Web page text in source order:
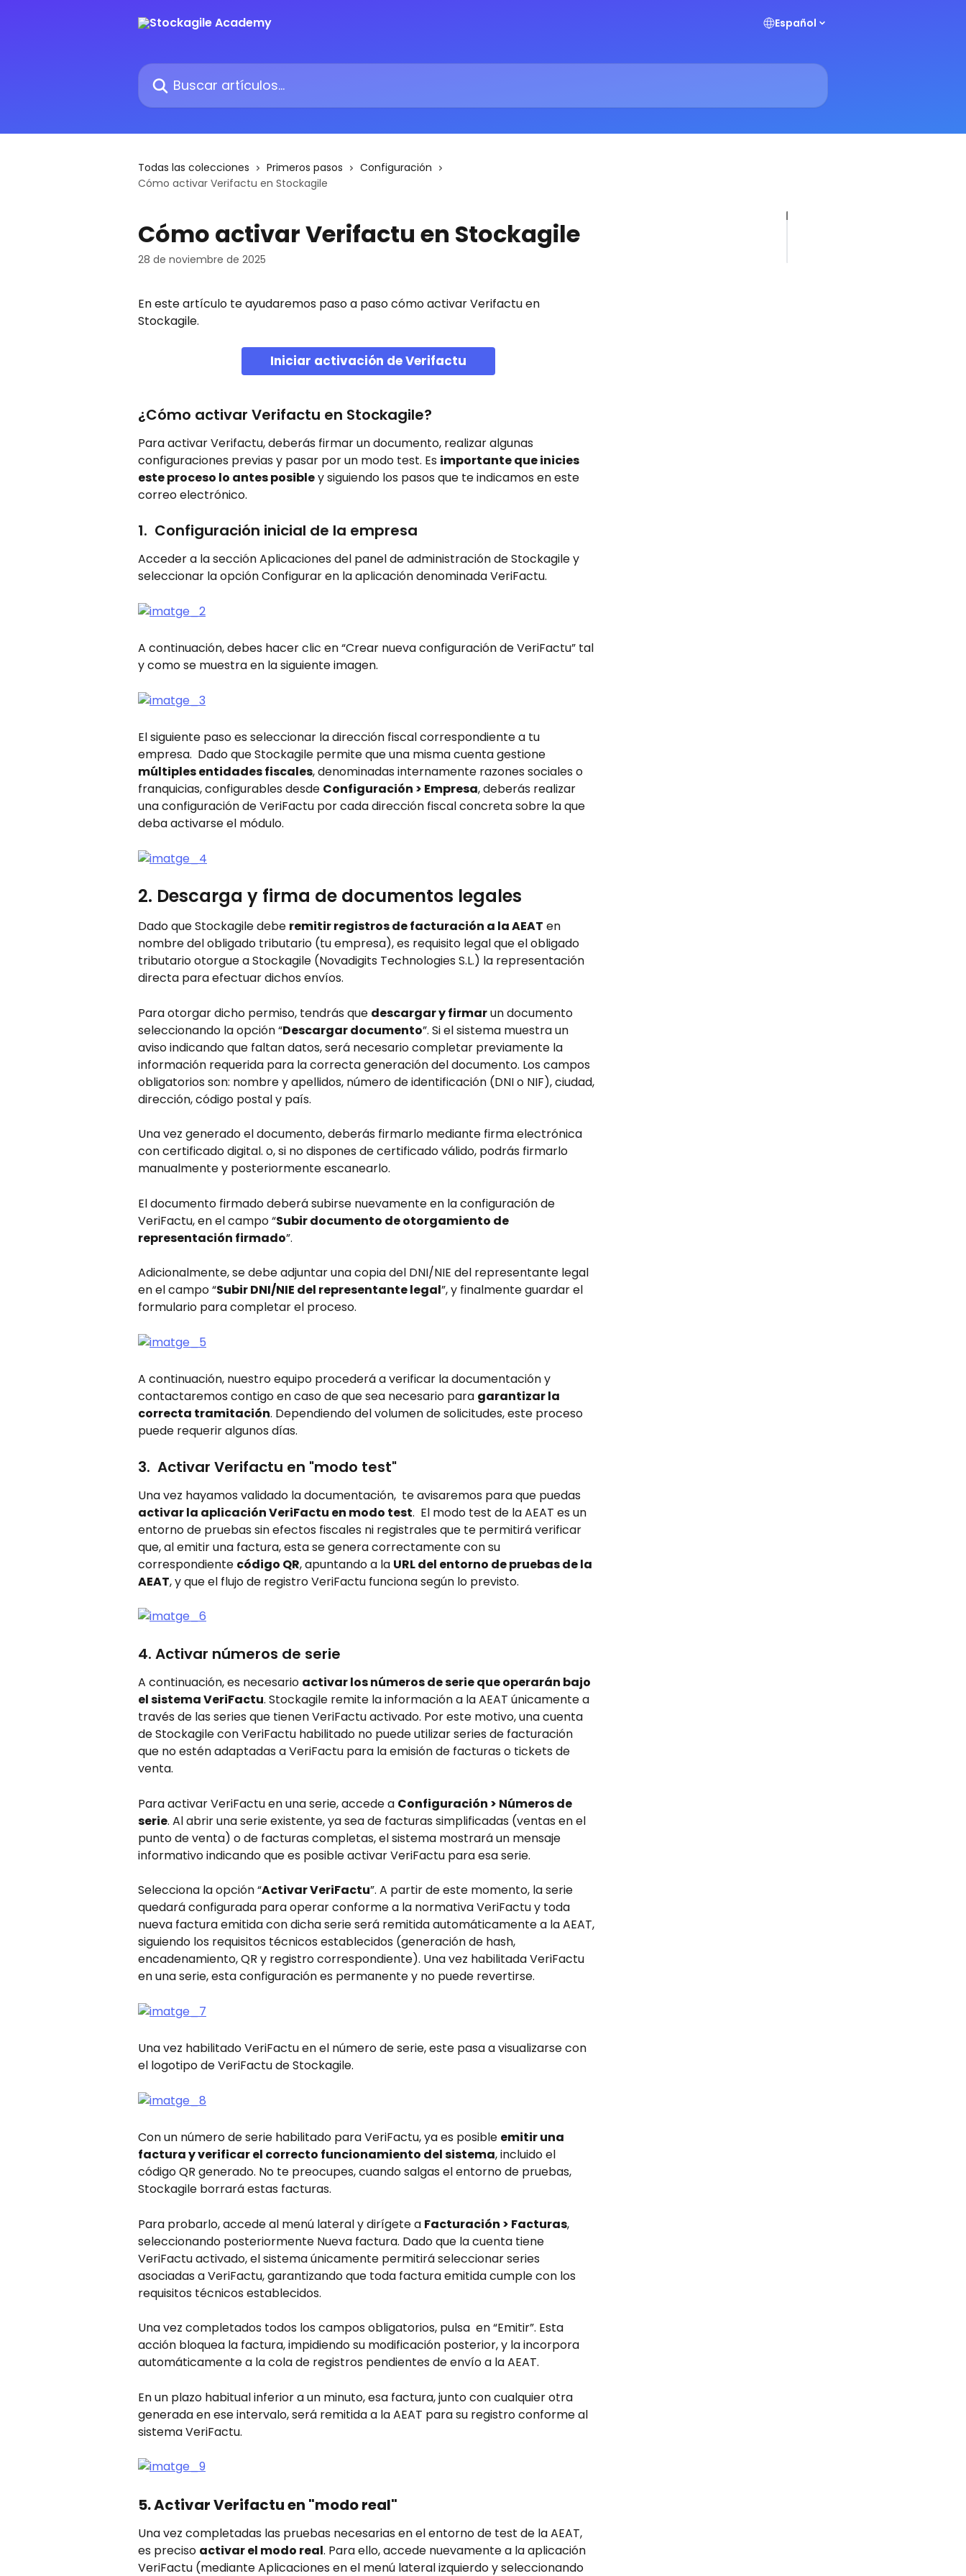
Español
Buscar artículos...
Todas las colecciones Primeros pasos
Configuración
Cómo activar Verifactu en Stockagile
Cómo activar Verifactu en Stockagile
28 de noviembre de 2025
En este artículo te ayudaremos paso a paso cómo activar Verifactu en
Stockagile.
Iniciar activación de Verifactu
¿Cómo activar Verifactu en Stockagile?
Para activar Verifactu, deberás firmar un documento, realizar algunas
configuraciones previas y pasar por un modo test. Es importante que inicies
este proceso lo antes posible y siguiendo los pasos que te indicamos en este
correo electrónico.
1.  Configuración inicial de la empresa
Acceder a la sección Aplicaciones del panel de administración de Stockagile y
seleccionar la opción Configurar en la aplicación denominada VeriFactu.
A continuación, debes hacer clic en “Crear nueva configuración de VeriFactu” tal
y como se muestra en la siguiente imagen.
El siguiente paso es seleccionar la dirección fiscal correspondiente a tu
empresa.  Dado que Stockagile permite que una misma cuenta gestione
múltiples entidades fiscales, denominadas internamente razones sociales o
franquicias, configurables desde Configuración > Empresa, deberás realizar
una configuración de VeriFactu por cada dirección fiscal concreta sobre la que
deba activarse el módulo.
2. Descarga y firma de documentos legales
Dado que Stockagile debe remitir registros de facturación a la AEAT en
nombre del obligado tributario (tu empresa), es requisito legal que el obligado
tributario otorgue a Stockagile (Novadigits Technologies S.L.) la representación
directa para efectuar dichos envíos.
Para otorgar dicho permiso, tendrás que descargar y firmar un documento
seleccionando la opción “Descargar documento”. Si el sistema muestra un
aviso indicando que faltan datos, será necesario completar previamente la
información requerida para la correcta generación del documento. Los campos
obligatorios son: nombre y apellidos, número de identificación (DNI o NIF), ciudad,
dirección, código postal y país.
Una vez generado el documento, deberás firmarlo mediante firma electrónica
con certificado digital. o, si no dispones de certificado válido, podrás firmarlo
manualmente y posteriormente escanearlo.
El documento firmado deberá subirse nuevamente en la configuración de
VeriFactu, en el campo “Subir documento de otorgamiento de
representación firmado”.
Adicionalmente, se debe adjuntar una copia del DNI/NIE del representante legal
en el campo “Subir DNI/NIE del representante legal”, y finalmente guardar el
formulario para completar el proceso.
A continuación, nuestro equipo procederá a verificar la documentación y
contactaremos contigo en caso de que sea necesario para garantizar la
correcta tramitación. Dependiendo del volumen de solicitudes, este proceso
puede requerir algunos días.
3.  Activar Verifactu en "modo test"
Una vez hayamos validado la documentación,  te avisaremos para que puedas
activar la aplicación VeriFactu en modo test.  El modo test de la AEAT es un
entorno de pruebas sin efectos fiscales ni registrales que te permitirá verificar
que, al emitir una factura, esta se genera correctamente con su
correspondiente código QR, apuntando a la URL del entorno de pruebas de la
AEAT, y que el flujo de registro VeriFactu funciona según lo previsto.
4. Activar números de serie
A continuación, es necesario activar los números de serie que operarán bajo
el sistema VeriFactu. Stockagile remite la información a la AEAT únicamente a
través de las series que tienen VeriFactu activado. Por este motivo, una cuenta
de Stockagile con VeriFactu habilitado no puede utilizar series de facturación
que no estén adaptadas a VeriFactu para la emisión de facturas o tickets de
venta.
Para activar VeriFactu en una serie, accede a Configuración > Números de
serie. Al abrir una serie existente, ya sea de facturas simplificadas (ventas en el
punto de venta) o de facturas completas, el sistema mostrará un mensaje
informativo indicando que es posible activar VeriFactu para esa serie.
Selecciona la opción “Activar VeriFactu”. A partir de este momento, la serie
quedará configurada para operar conforme a la normativa VeriFactu y toda
nueva factura emitida con dicha serie será remitida automáticamente a la AEAT,
siguiendo los requisitos técnicos establecidos (generación de hash,
encadenamiento, QR y registro correspondiente). Una vez habilitada VeriFactu
en una serie, esta configuración es permanente y no puede revertirse.
Una vez habilitado VeriFactu en el número de serie, este pasa a visualizarse con
el logotipo de VeriFactu de Stockagile.
Con un número de serie habilitado para VeriFactu, ya es posible emitir una
factura y verificar el correcto funcionamiento del sistema, incluido el
código QR generado. No te preocupes, cuando salgas el entorno de pruebas,
Stockagile borrará estas facturas.
Para probarlo, accede al menú lateral y dirígete a Facturación > Facturas,
seleccionando posteriormente Nueva factura. Dado que la cuenta tiene
VeriFactu activado, el sistema únicamente permitirá seleccionar series
asociadas a VeriFactu, garantizando que toda factura emitida cumple con los
requisitos técnicos establecidos.
Una vez completados todos los campos obligatorios, pulsa  en “Emitir”. Esta
acción bloquea la factura, impidiendo su modificación posterior, y la incorpora
automáticamente a la cola de registros pendientes de envío a la AEAT.
En un plazo habitual inferior a un minuto, esa factura, junto con cualquier otra
generada en ese intervalo, será remitida a la AEAT para su registro conforme al
sistema VeriFactu.
5. Activar Verifactu en "modo real"
Una vez completadas las pruebas necesarias en el entorno de test de la AEAT,
es preciso activar el modo real. Para ello, accede nuevamente a la aplicación
VeriFactu (mediante Aplicaciones en el menú lateral izquierdo y seleccionando